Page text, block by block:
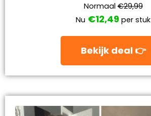
Normaal€29,99
Nu €12,49 per stuk
Bekijk deal 👉